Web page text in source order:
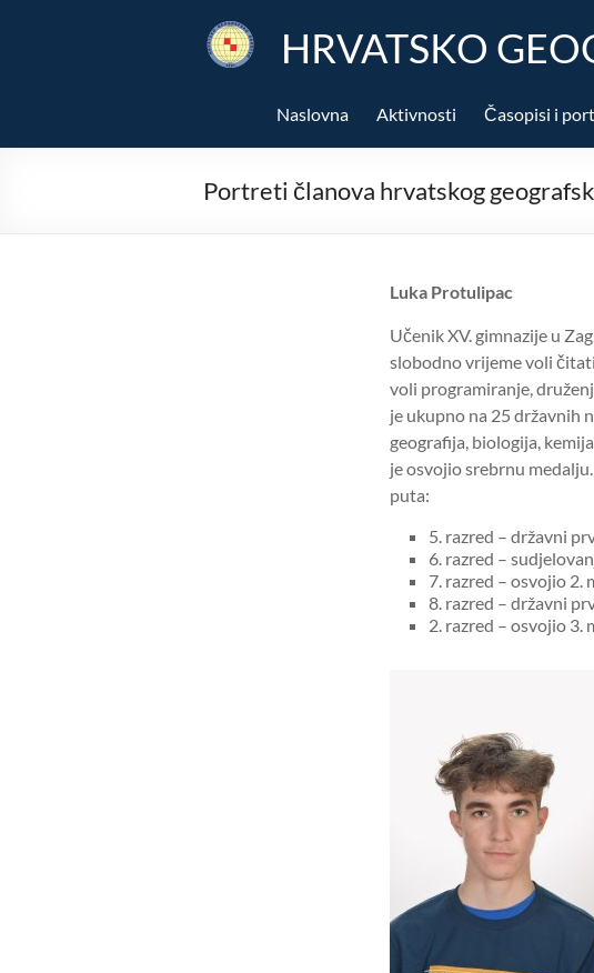
HRVATSKO
Naslovna Aktivnosti Časopisi i
Portreti članova hrvatskog
Luka Protulipac
Učenik XV. gimnazije u
slobodno vrijeme voli
voli programiranje,
je ukupno na 25 državnih
geografija, biologija,
je osvojio srebrnu
puta:
5. razred – državni
6. razred –
7. razred – osvojio 2.
8. razred – državni
2. razred – osvojio 3.